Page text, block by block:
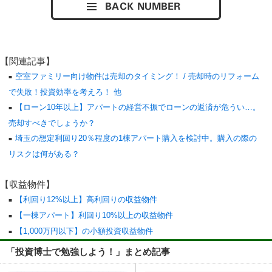
【関連記事】
空室ファミリー向け物件は売却のタイミング！ / 売却時のリフォーム
で失敗！投資効率を考えろ！ 他
【ローン10年以上】アパートの経営不振でローンの返済が危うい…。
売却すべきでしょうか？
埼玉の想定利回り20％程度の1棟アパート購入を検討中。購入の際の
リスクは何がある？
【収益物件】
【利回り12%以上】高利回りの収益物件
【一棟アパート】利回り10%以上の収益物件
【1,000万円以下】の小額投資収益物件
「投資博士で勉強しよう！」まとめ記事